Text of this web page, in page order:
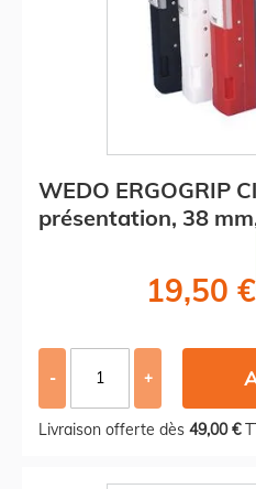
WEDO ERGOGRIP
présentation, 38
19,50 €
- +
Livraison offerte dès 49,00 €